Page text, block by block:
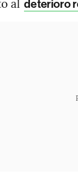
deterioro